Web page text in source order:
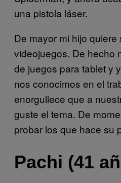
una pistola láser.
De mayor mi hijo quiere
videojuegos. De hecho
de juegos para tablet y
nos conocimos en el
enorgullece que a
guste el tema. De
probar los que hace su
Pachi (41